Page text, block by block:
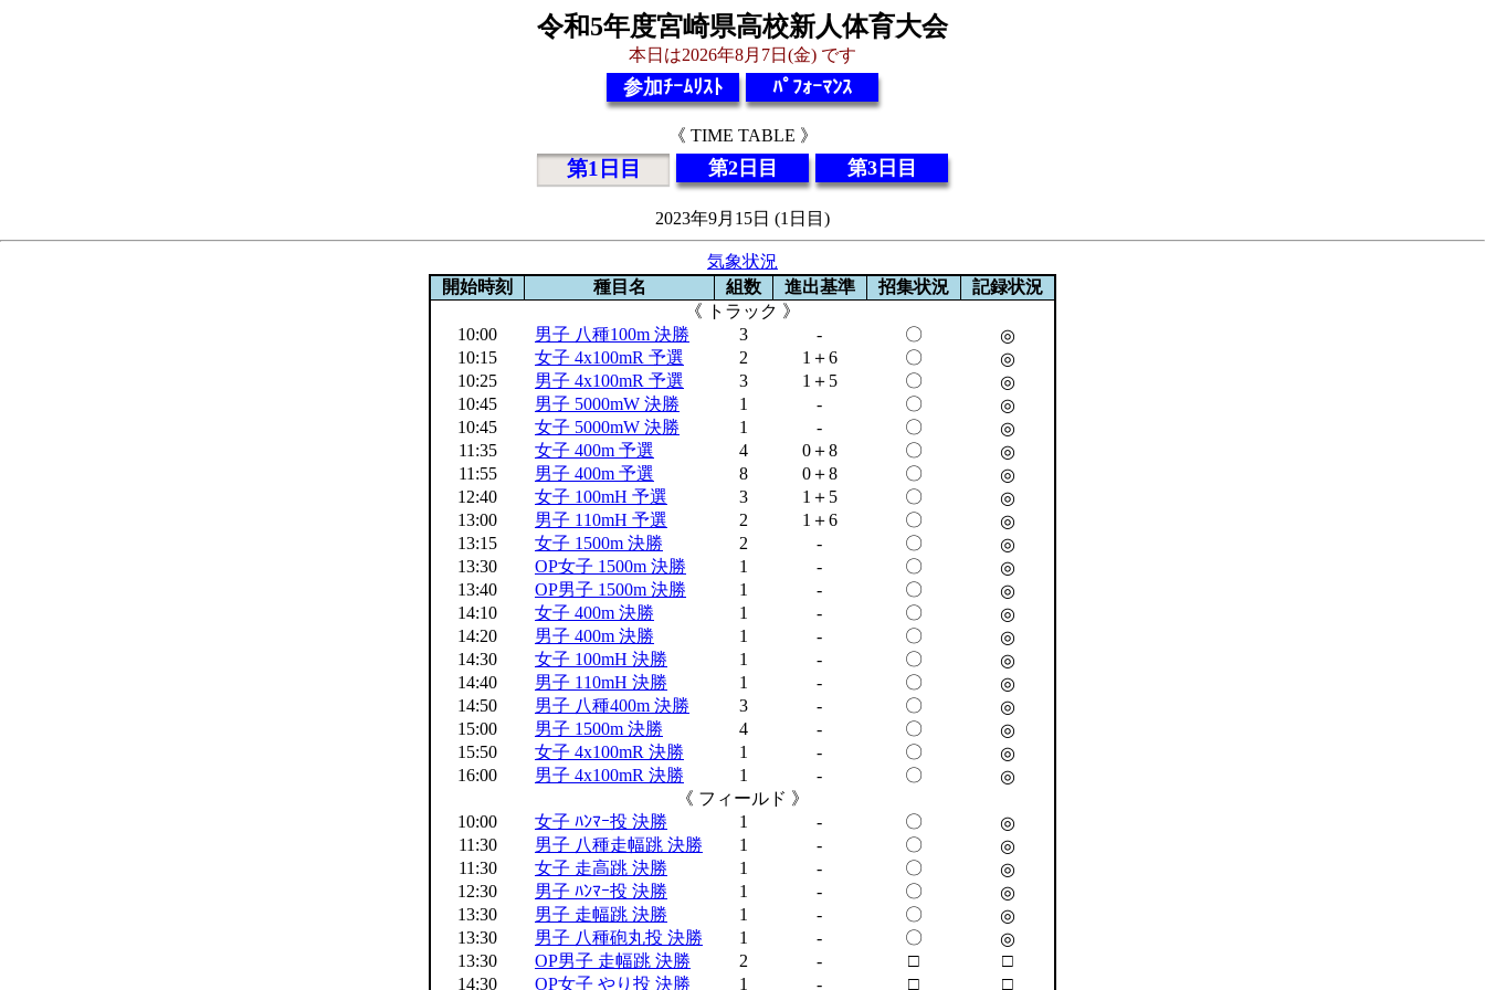
令和5年度宮崎県高校新人体育大会
本日は2026年8月7日(金) です
参加ﾁｰﾑﾘｽﾄ ﾊﾟﾌｫｰﾏﾝｽ
《 TIME TABLE 》
第1日目 第2日目 第3日目
2023年9月15日 (1日目)
気象状況
開始時刻
種目名 組数 進出基準 招集状況
記録状況
《 トラック 》
10:00
男子 八種100m 決勝 3 - 〇
◎
10:15
女子 4x100mR 予選 2 1＋6 〇
◎
10:25
男子 4x100mR 予選 3 1＋5 〇
◎
10:45
男子 5000mW 決勝 1 - 〇
◎
10:45
女子 5000mW 決勝 1 - 〇
◎
11:35
女子 400m 予選 4 0＋8 〇
◎
11:55
男子 400m 予選 8 0＋8 〇
◎
12:40
女子 100mH 予選 3 1＋5 〇
◎
13:00
男子 110mH 予選 2 1＋6 〇
◎
13:15
女子 1500m 決勝 2 - 〇
◎
13:30
OP女子 1500m 決勝 1 - 〇
◎
13:40
OP男子 1500m 決勝 1 - 〇
◎
14:10
女子 400m 決勝 1 - 〇
◎
14:20
男子 400m 決勝 1 - 〇
◎
14:30
女子 100mH 決勝 1 - 〇
◎
14:40
男子 110mH 決勝 1 - 〇
◎
14:50
男子 八種400m 決勝 3 - 〇
◎
15:00
男子 1500m 決勝 4 - 〇
◎
15:50
女子 4x100mR 決勝 1 - 〇
◎
16:00
男子 4x100mR 決勝 1 - 〇
◎
《 フィールド 》
10:00
女子 ﾊﾝﾏｰ投 決勝 1 - 〇
◎
11:30
男子 八種走幅跳 決勝 1 - 〇
◎
11:30
女子 走高跳 決勝 1 - 〇
◎
12:30
男子 ﾊﾝﾏｰ投 決勝 1 - 〇
◎
13:30
男子 走幅跳 決勝 1 - 〇
◎
13:30
男子 八種砲丸投 決勝 1 - 〇
◎
13:30
OP男子 走幅跳 決勝 2 - □
□
14:30
OP女子 やり投 決勝 1 - □ □